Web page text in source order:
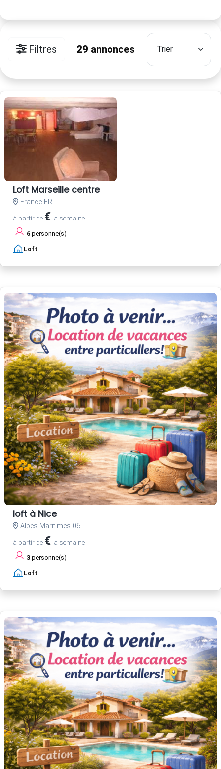
Filtres 29 annonces
Loft Marseille centre
France FR
à partir de € la semaine
6 personne(s)
Loft
loft à Nice
Alpes-Maritimes 06
à partir de € la semaine
3 personne(s)
Loft